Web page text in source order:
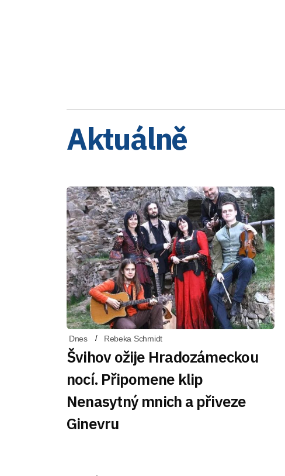
Aktuálně
Dnes Rebeka Schmidt
Švihov ožije Hradozámeckou
nocí. Připomene klip
Nenasytný mnich a přiveze
Ginevru